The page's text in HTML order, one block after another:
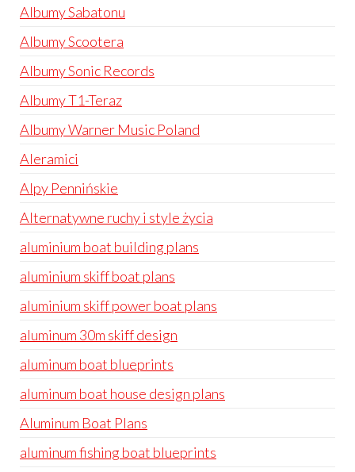
Albumy Sabatonu
Albumy Scootera
Albumy Sonic Records
Albumy T1-Teraz
Albumy Warner Music Poland
Aleramici
Alpy Pennińskie
Alternatywne ruchy i style życia
aluminium boat building plans
aluminium skiff boat plans
aluminium skiff power boat plans
aluminum 30m skiff design
aluminum boat blueprints
aluminum boat house design plans
Aluminum Boat Plans
aluminum fishing boat blueprints